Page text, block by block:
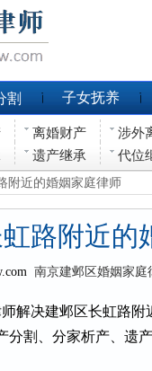
割 子女抚养
离婚财产
涉外
遗产继承 代位
附近的婚姻家庭律师
路附近的
南京建邺区婚姻家庭
解决建邺区长虹路
分割、分家析产、遗